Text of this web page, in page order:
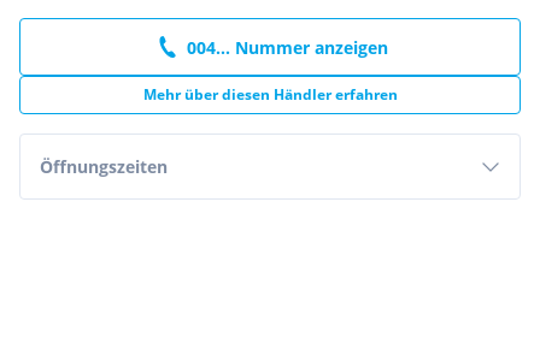
004... Nummer anzeigen
Mehr über diesen Händler erfahren
Öffnungszeiten